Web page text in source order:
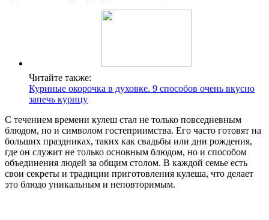
Читайте также:
Куриные окорочка в духовке. 9 способов очень вкусно
запечь курицу
С течением времени кулеш стал не только повседневным
блюдом, но и символом гостеприимства. Его часто готовят на
больших праздниках, таких как свадьбы или дни рождения,
где он служит не только основным блюдом, но и способом
объединения людей за общим столом. В каждой семье есть
свои секреты и традиции приготовления кулеша, что делает
это блюдо уникальным и неповторимым.